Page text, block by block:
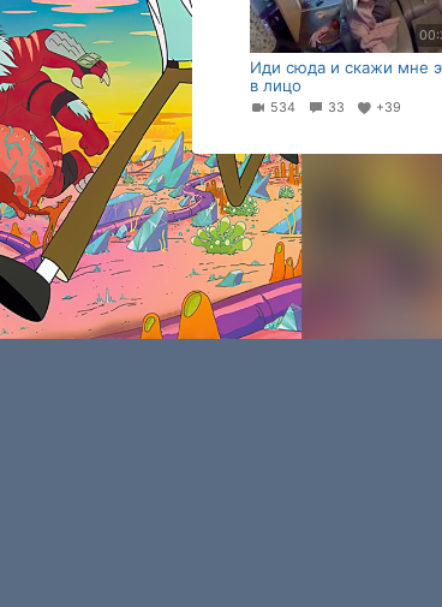
Иди сюда и скажи мне
в лицо
534 33 +39